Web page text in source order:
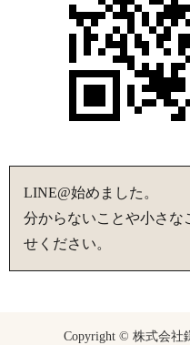
LINE@始めました。
分からないことや小さな
せください。
Copyright © 株式会社